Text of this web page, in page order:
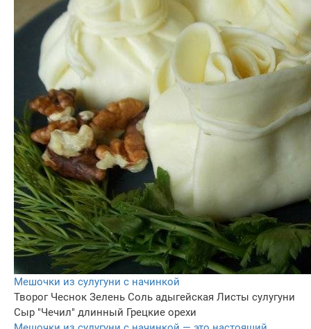
Мешочки из сулугуни с начинкой
Творог Чеснок Зелень Соль адыгейская Листы сулугуни
Сыр "Чечил" длинный Грецкие орехи